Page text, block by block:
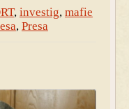
, investig, mafie
, Presa